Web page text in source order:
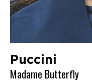
Puccini
Madame Butterfly